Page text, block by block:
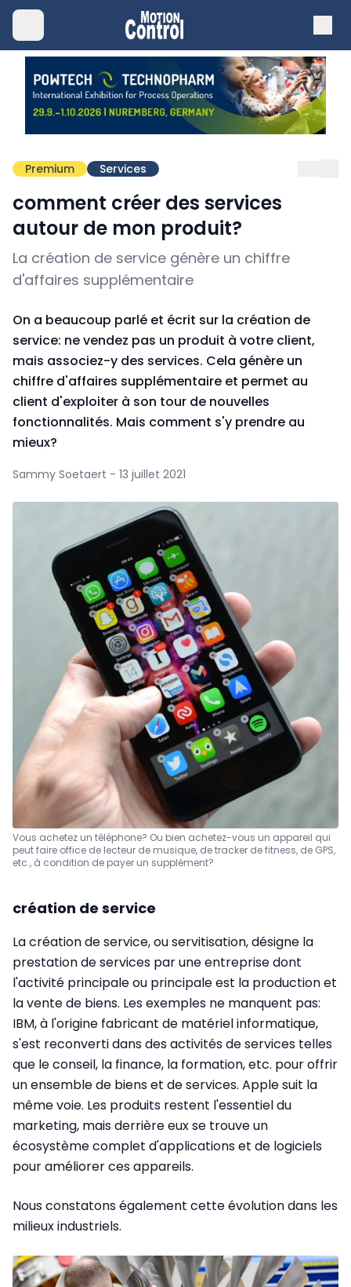
Premium Services
comment créer des services
autour de mon produit?
La création de service génère un chiffre
d'affaires supplémentaire
On a beaucoup parlé et écrit sur la création de
service: ne vendez pas un produit à votre client,
mais associez-y des services. Cela génère un
chiffre d'affaires supplémentaire et permet au
client d'exploiter à son tour de nouvelles
fonctionnalités. Mais comment s'y prendre au
mieux?
Sammy Soetaert - 13 juillet 2021
Vous achetez un téléphone? Ou bien achetez-vous un appareil qui
peut faire office de lecteur de musique, de tracker de fitness, de GPS,
etc., à condition de payer un supplément?
création de service
La création de service, ou servitisation, désigne la
prestation de services par une entreprise dont
l'activité principale ou principale est la production et
la vente de biens. Les exemples ne manquent pas:
IBM, à l'origine fabricant de matériel informatique,
s'est reconverti dans des activités de services telles
que le conseil, la finance, la formation, etc. pour offrir
un ensemble de biens et de services. Apple suit la
même voie. Les produits restent l'essentiel du
marketing, mais derrière eux se trouve un
écosystème complet d'applications et de logiciels
pour améliorer ces appareils.
Nous constatons également cette évolution dans les
milieux industriels.